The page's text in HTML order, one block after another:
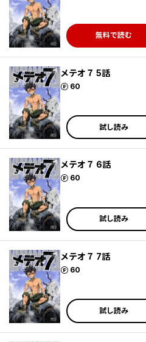
無料で読む
メテオ７ 5話
60
ポイント
試し読み
メテオ７ 6話
60
ポイント
試し読み
メテオ７ 7話
60
ポイント
試し読み